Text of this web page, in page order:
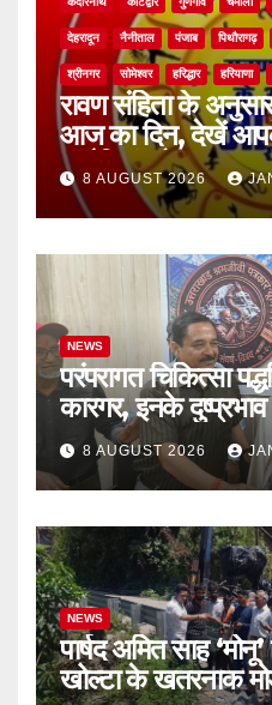
देहरादून नैनीताल पंजाब पिथौरागढ़
श्रीनगर सोमेश्वर हरिद्धार हरियाणा
रावण संहिता के
आज का दिन, देखें
चुनौतियां और नए
8 AUGUST 2026
NEWS
परंपरागत चिकित्सा
कारगर, इनके दुष्प्रभाव
8 AUGUST 2026
NEWS
पार्षद अमित साह
खोल्टा के खतरनाक